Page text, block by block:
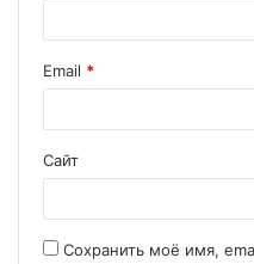
Email *
Сайт
Сохранить моё имя,